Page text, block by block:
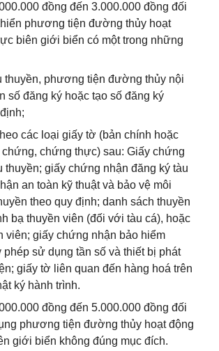
đồng đến 3.000.000 đồng đối
phương tiện đường thủy hoạt
biên giới biển có một trong những
thuyền, phương tiện đường thủy nội
số đăng ký hoặc tạo số đăng ký
các loại giấy tờ (bản chính hoặc
chứng, chứng thực) sau: Giấy chứng
thuyền; giấy chứng nhận đăng ký tàu
an toàn kỹ thuật và bảo vệ môi
theo quy định; danh sách thuyền
bạ thuyền viên (đối với tàu cá), hoặc
viên; giấy chứng nhận bảo hiểm
phép sử dụng tần số và thiết bị phát
giấy tờ liên quan đến hàng hoá trên
ký hành trình.
đồng đến 5.000.000 đồng đối
phương tiện đường thủy hoạt động
giới biển không đúng mục đích.